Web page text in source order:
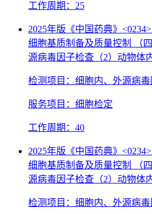
工作周期：25
2025年版《中国药典》
细胞基质制备及质量控制 （
源病毒因子检查（2）动物体
检测项目：细胞内、外源病毒
服务项目：细胞检定
工作周期：40
2025年版《中国药典》
细胞基质制备及质量控制 （
源病毒因子检查（2）动物体
检测项目：细胞内、外源病毒